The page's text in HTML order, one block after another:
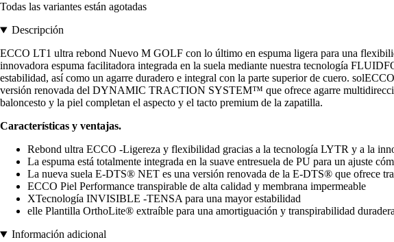
Todas las variantes están agotadas
Descripción
ECCO LT1 ultra rebond Nuevo M GOLF con lo último en espuma ligera para una
innovadora espuma facilitadora integrada en la suela mediante nuestra tecnología
estabilidad, así como un agarre duradero e integral con la parte superior de cuero.
versión renovada del DYNAMIC TRACTION SYSTEM™ que ofrece agarre
baloncesto y la piel completan el aspecto y el tacto premium de la zapatilla.
Características y ventajas.
Rebond ultra ECCO -Ligereza y flexibilidad gracias a la tecnología LYTR y a la
La espuma está totalmente integrada en la suave entresuela de PU para un ajuste
La nueva suela E-DTS® NET es una versión renovada de la E-DTS® que ofrece
ECCO Piel Performance transpirable de alta calidad y membrana impermeable
XTecnología INVISIBLE -TENSA para una mayor estabilidad
elle Plantilla OrthoLite® extraíble para una amortiguación y transpirabilidad
Información adicional